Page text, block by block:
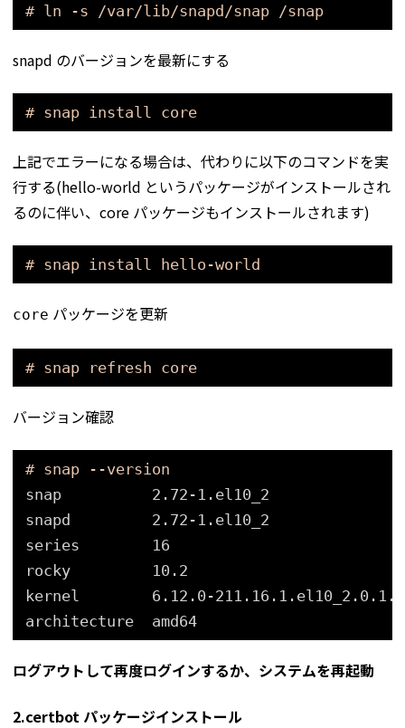
# ln -s /var/lib/snapd/snap /snap
snapd のバージョンを最新にする
# snap install core
上記でエラーになる場合は、代わりに以下のコマンドを実
行する(hello-world というパッケージがインストールされ
るのに伴い、core パッケージもインストールされます)
# snap install hello-world
core パッケージを更新
# snap refresh core
バージョン確認
# snap --version
snap          2.72-1.el10_2
snapd         2.72-1.el10_2
series        16
rocky         10.2
kernel        6.12.0-
architecture  amd64
ログアウトして再度ログインするか、システムを再起動
2.certbot パッケージインストール